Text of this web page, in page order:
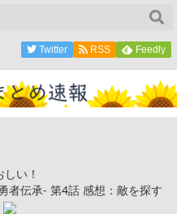
Twitter RSS Feedly
い！
者伝承- 第4話 感想：敵を探す